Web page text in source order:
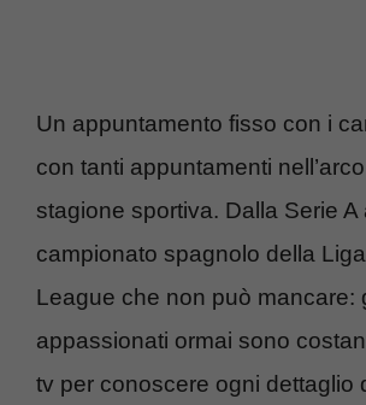
Un appuntamento fisso con i
con tanti appuntamenti
stagione sportiva. Dalla Serie A
campionato spagnolo della
League che non può mancare:
appassionati ormai sono
tv per conoscere ogni dettaglio